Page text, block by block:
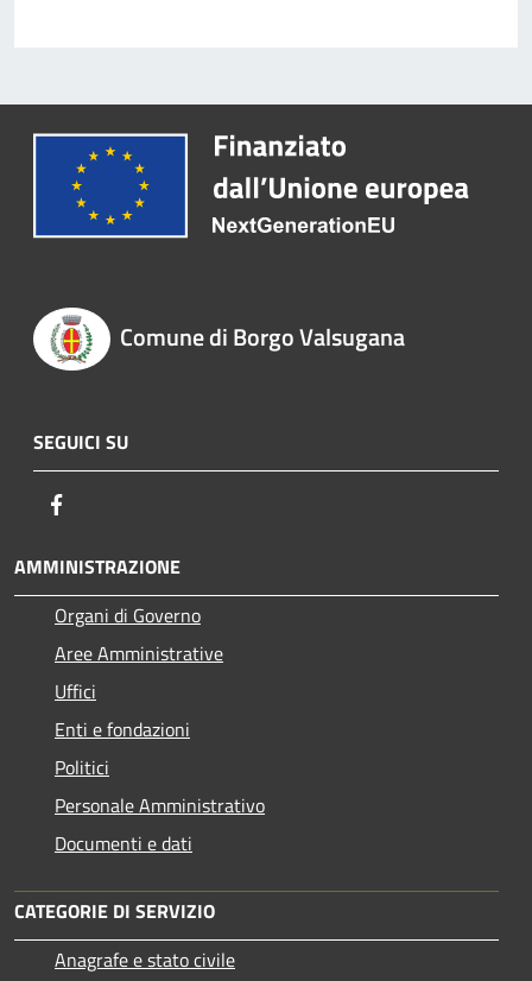
Comune di Borgo Valsugana
SEGUICI SU
AMMINISTRAZIONE
Organi di Governo
Aree Amministrative
Uffici
Enti e fondazioni
Politici
Personale Amministrativo
Documenti e dati
CATEGORIE DI SERVIZIO
Anagrafe e stato civile